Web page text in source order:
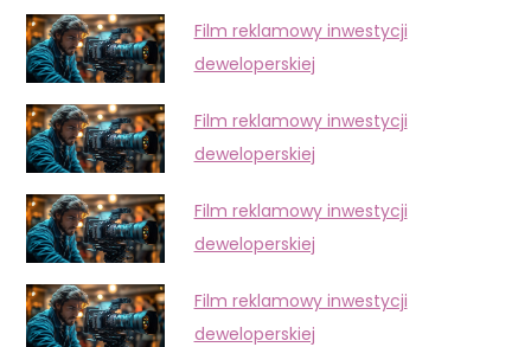
Film reklamowy inwestycji
deweloperskiej
Film reklamowy inwestycji
deweloperskiej
Film reklamowy inwestycji
deweloperskiej
Film reklamowy inwestycji
deweloperskiej